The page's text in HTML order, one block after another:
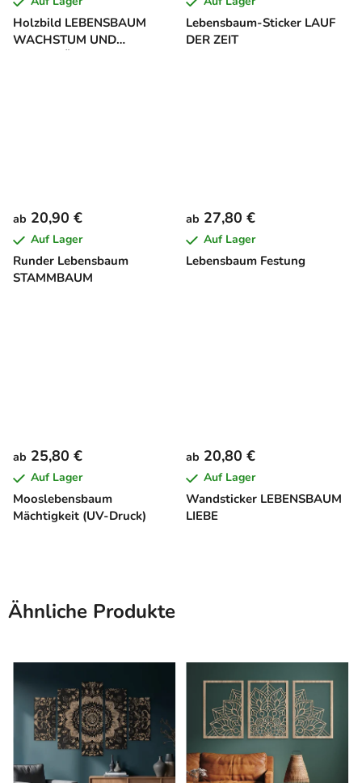
Holzbild LEBENSBAUM
WACHSTUM UND
Lebensbaum-Sticker LAUF
DER ZEIT
Runder Lebensbaum
STAMMBAUM
ab 20,90 €
Auf Lager
Lebensbaum Festung
ab 27,80 €
Auf Lager
Mooslebensbaum
Mächtigkeit (UV-Druck)
ab 25,80 €
Auf Lager
Wandsticker LEBENSBAUM
LIEBE
ab 20,80 €
Auf Lager
Ähnliche Produkte